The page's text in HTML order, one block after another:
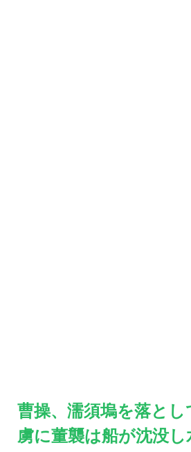
曹操、濡須塢を落と
虜に董襲は船が沈没し